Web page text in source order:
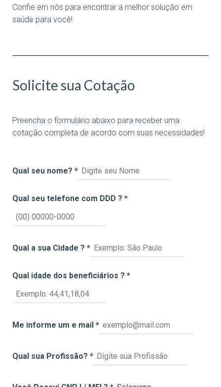
Confie em nós para encontrar a melhor solução em
saúde para você!
Solicite sua Cotação
Preencha o formulário abaixo para receber uma
cotação completa de acordo com suas necessidades!
Qual seu nome? *
Qual seu telefone com DDD ? *
Qual a sua Cidade ? *
Qual idade dos beneficiários ? *
Me informe um e mail *
Qual sua Profissão? *